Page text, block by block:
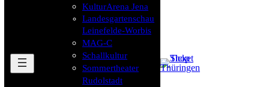
KulturArena Jena
Landesgartenschau
Leinefelde-Worbis
MAG-C
Schallkultur
Sommertheater
Rudolstadt